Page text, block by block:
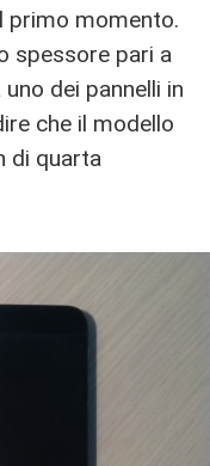
primo momento.
spessore pari a
dei pannelli in
che il modello
di quarta